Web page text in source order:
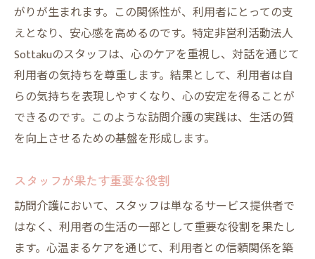
がりが生まれます。この関係性が、利用者にとっての支
えとなり、安心感を高めるのです。特定非営利活動法人
Sottakuのスタッフは、心のケアを重視し、対話を通じて
利用者の気持ちを尊重します。結果として、利用者は自
らの気持ちを表現しやすくなり、心の安定を得ることが
できるのです。このような訪問介護の実践は、生活の質
を向上させるための基盤を形成します。
スタッフが果たす重要な役割
訪問介護において、スタッフは単なるサービス提供者で
はなく、利用者の生活の一部として重要な役割を果たし
ます。心温まるケアを通じて、利用者との信頼関係を築